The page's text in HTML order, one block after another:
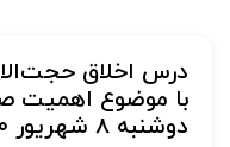
درس اخلاق
با موضوع اهمیت
دوشنبه 8 شهریور ۱۴۰۰